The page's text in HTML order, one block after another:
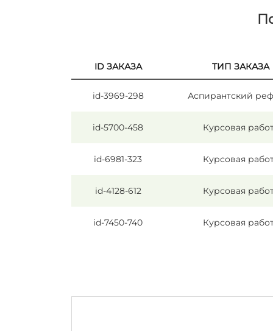
ID ЗАКАЗА ТИП ЗАКАЗА
id-3969-298 Аспирантский
id-5700-458 Курсовая
id-6981-323 Курсовая
id-4128-612 Курсовая
id-7450-740 Курсовая